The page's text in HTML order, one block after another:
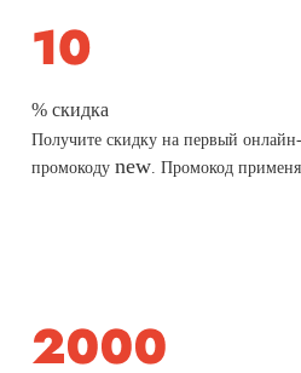
% скидка
Получите скидку на первый
промокодуnew. Промокод